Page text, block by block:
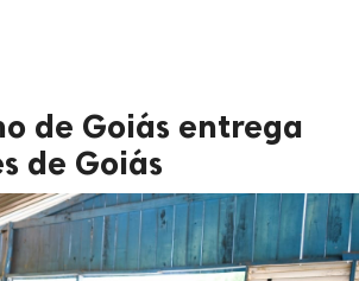
de Goiás entrega
de Goiás